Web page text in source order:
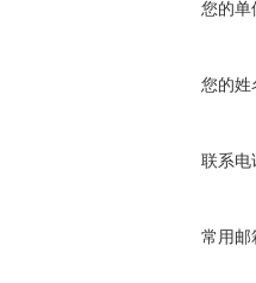
您的单
您的姓
联系电
常用邮